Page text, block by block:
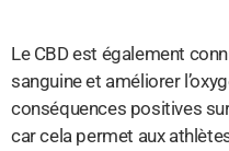
Le CBD est également
sanguine et améliorer
conséquences positives
car cela permet aux